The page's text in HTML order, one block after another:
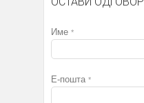
Име *
Е-пошта *